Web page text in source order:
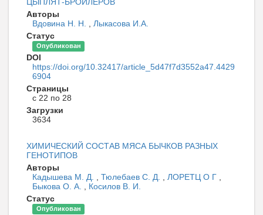
ЦЫПЛЯТ-БРОЙЛЕРОВ
Авторы
Вдовина Н. Н. , Лыкасова И.А.
Статус
Опубликован
DOI
https://doi.org/10.32417/article_5d47f7d3552a47.4429
6904
Страницы
с 22 по 28
Загрузки
3634
ХИМИЧЕСКИЙ СОСТАВ МЯСА БЫЧКОВ РАЗНЫХ
ГЕНОТИПОВ
Авторы
Кадышева М. Д. , Тюлебаев С. Д. , ЛОРЕТЦ О Г ,
Быкова О. А. , Косилов В. И.
Статус
Опубликован